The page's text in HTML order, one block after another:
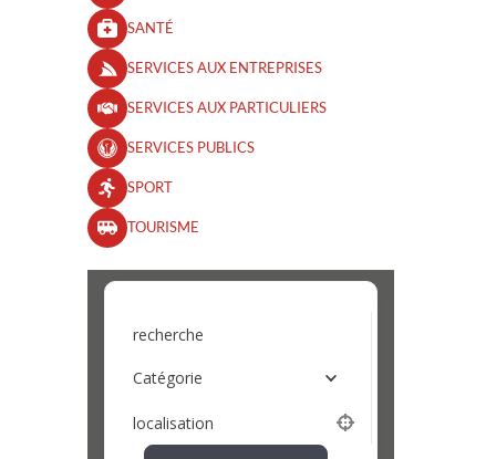
SANTÉ
SERVICES AUX ENTREPRISES
SERVICES AUX PARTICULIERS
SERVICES PUBLICS
SPORT
TOURISME
recherche
Catégorie
localisation